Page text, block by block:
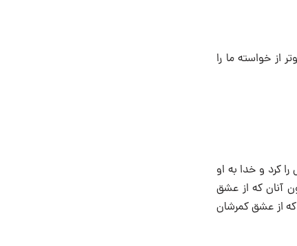
خواسته ما را
کرد و خدا به او
آنان که از عشق
که از عشق کمرشان